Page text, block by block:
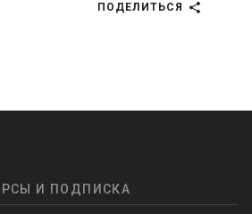
ПОДЕЛИТЬСЯ
И ПОДПИСКА